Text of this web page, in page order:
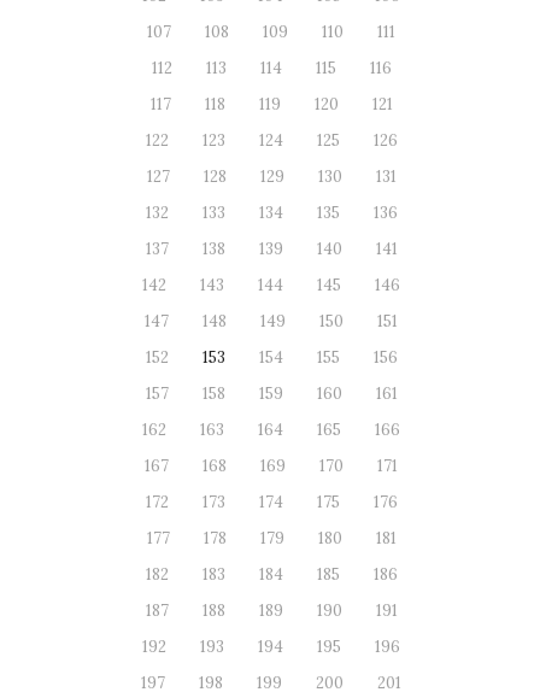
107
108 109 110
111
112
113 114 115
116
117
118 119 120
121
122
123 124 125
126
127
128 129 130
131
132
133 134 135
136
137
138 139 140
141
142
143 144 145
146
147
148 149 150
151
152
153 154 155
156
157
158 159 160
161
162
163 164 165
166
167
168 169 170
171
172
173 174 175
176
177
178 179 180
181
182
183 184 185
186
187
188 189 190
191
192
193 194 195
196
197
198 199 200
201